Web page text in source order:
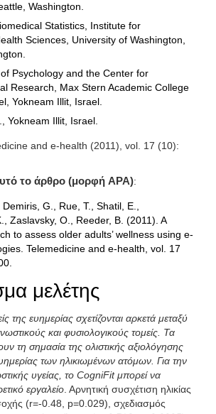
Washington.
Statistics, Institute for
Sciences, University of Washington,
Psychology and the Center for
Research, Max Stern Academic College
Yokneam Illit, Israel.
Yokneam Illit, Israel.
and e-health (2011), vol. 17 (10):
το άρθρο (μορφή APA):
G., Rue, T., Shatil, E.,
Zaslavsky, O., Reeder, B. (2011). A
to assess older adults’ wellness using e-
Telemedicine and e-health, vol. 17
μελέτης
της ευημερίας σχετίζονται αρκετά μεταξύ
και φυσιολογικούς τομείς. Τα
τη σημασία της ολιστικής αξιολόγησης
των ηλικιωμένων ατόμων. Για την
υγείας, το CogniFit μπορεί να
εργαλείο . Αρνητική συσχέτιση ηλικίας
(r=-0.48, p=0.029), σχεδιασμός